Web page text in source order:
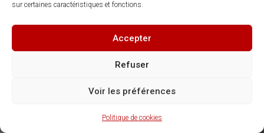
sur certaines caractéristiques et fonctions.
Accepter
Refuser
Voir les préférences
Politique de cookies